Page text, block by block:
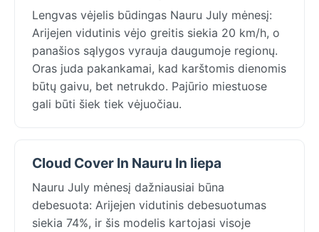
Lengvas vėjelis būdingas Nauru July mėnesį:
Arijejen vidutinis vėjo greitis siekia 20 km/h, o
panašios sąlygos vyrauja daugumoje regionų.
Oras juda pakankamai, kad karštomis dienomis
būtų gaivu, bet netrukdo. Pajūrio miestuose
gali būti šiek tiek vėjuočiau.
Cloud Cover In Nauru In liepa
Nauru July mėnesį dažniausiai būna
debesuota: Arijejen vidutinis debesuotumas
siekia 74%, ir šis modelis kartojasi visoje